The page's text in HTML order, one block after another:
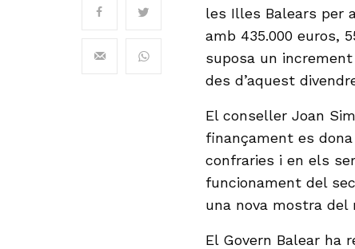
les Illes Balears per
amb 435.000 euros,
suposa un
des d’aquest
El conseller Joan
finançament es
confraries i en els
funcionament del
una nova mostra del
El Govern Balear ha